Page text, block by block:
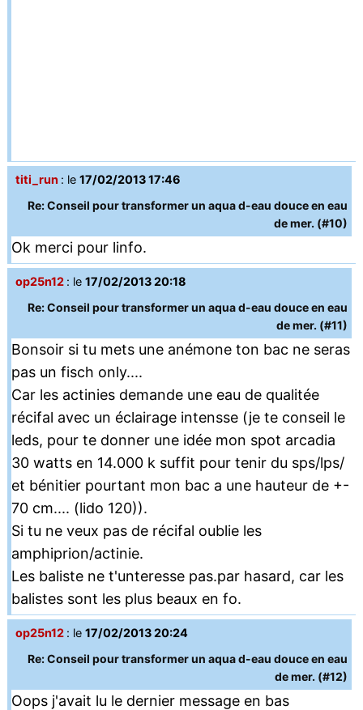
titi_run : le 17/02/2013 17:46
Re: Conseil pour transformer un aqua d-eau douce en eau
de mer. (#10)
Ok merci pour linfo.
op25n12: le 17/02/2013 20:18
Re: Conseil pour transformer un aqua d-eau douce en eau
de mer. (#11)
Bonsoir si tu mets une anémone ton bac ne seras
pas un fisch only....
Car les actinies demande une eau de qualitée
récifal avec un éclairage intensse (je te conseil le
leds, pour te donner une idée mon spot arcadia
30 watts en 14.000 k suffit pour tenir du sps/lps/
et bénitier pourtant mon bac a une hauteur de +-
70 cm.... (lido 120)).
Si tu ne veux pas de récifal oublie les
amphiprion/actinie.
Les baliste ne t'unteresse pas.par hasard, car les
balistes sont les plus beaux en fo.
op25n12: le 17/02/2013 20:24
Re: Conseil pour transformer un aqua d-eau douce en eau
de mer. (#12)
Oops j'avait lu le dernier message en bas